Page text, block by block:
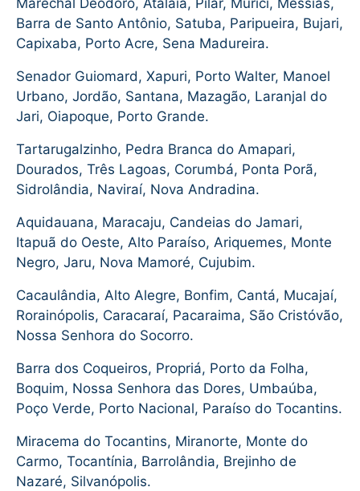
Marechal Deodoro, Atalaia, Pilar, Murici, Messias,
Barra de Santo Antônio, Satuba, Paripueira, Bujari,
Capixaba, Porto Acre, Sena Madureira.
Senador Guiomard, Xapuri, Porto Walter, Manoel
Urbano, Jordão, Santana, Mazagão, Laranjal do
Jari, Oiapoque, Porto Grande.
Tartarugalzinho, Pedra Branca do Amapari,
Dourados, Três Lagoas, Corumbá, Ponta Porã,
Sidrolândia, Naviraí, Nova Andradina.
Aquidauana, Maracaju, Candeias do Jamari,
Itapuã do Oeste, Alto Paraíso, Ariquemes, Monte
Negro, Jaru, Nova Mamoré, Cujubim.
Cacaulândia, Alto Alegre, Bonfim, Cantá, Mucajaí,
Rorainópolis, Caracaraí, Pacaraima, São Cristóvão,
Nossa Senhora do Socorro.
Barra dos Coqueiros, Propriá, Porto da Folha,
Boquim, Nossa Senhora das Dores, Umbaúba,
Poço Verde, Porto Nacional, Paraíso do Tocantins.
Miracema do Tocantins, Miranorte, Monte do
Carmo, Tocantínia, Barrolândia, Brejinho de
Nazaré, Silvanópolis.